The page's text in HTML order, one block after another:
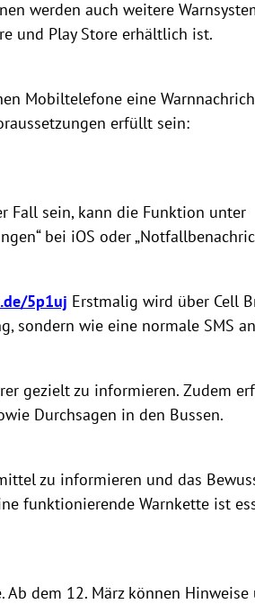
werden auch weitere
und Play Store erhältlich ist.
Mobiltelefone eine
erfüllt sein:
Fall sein, kann die Funktion unter
bei iOS oder
5p1uj Erstmalig wird über Cell
sondern wie eine normale SMS
gezielt zu informieren. Zudem
Durchsagen in den Bussen.
zu informieren und das
funktionierende Warnkette ist
dem 12. März können Hinweise